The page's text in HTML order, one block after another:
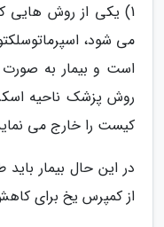
1) یکی از روش هایی
می شود،
است و بیمار به
روش پزشک ناحیه
کیست را خارج می
در این حال بیمار
از کمپرس یخ برای